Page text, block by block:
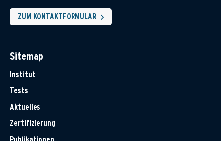
ZUM KONTAKTFORMULAR
Sitemap
Institut
Tests
Aktuelles
Zertifizierung